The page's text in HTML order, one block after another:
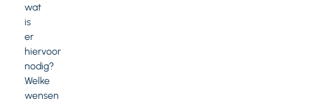
wat
is
er
hiervoor
nodig?
Welke
wensen